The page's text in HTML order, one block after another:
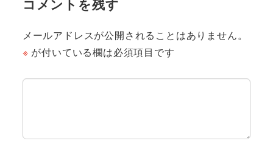
コメントを残す
メールアドレスが公開されることはありません。
※ が付いている欄は必須項目です